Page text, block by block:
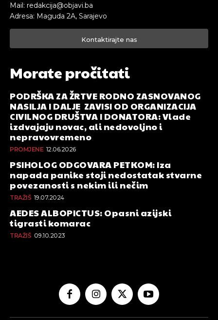
Mail: redakcija@objavi.ba
Adresa: Maguda 2A, Sarajevo
Kontaktirajte nas
Morate pročitati
PODRŠKA ZA ŽRTVE RODNO ZASNOVANOG
NASILJA I DALJE ZAVISI OD ORGANIZACIJA
CIVILNOG DRUŠTVA I DONATORA: Vlade
izdvajaju novac, ali nedovoljno i
nepravovremeno
PROMJENE 12.06.2026
PSIHOLOG ODGOVARA PETKOM: Iza
napada panike stoji nedostatak stvarne
povezanosti s nekim ili nečim
TRAŽIŠ 19.07.2024
AEDES ALBOPICTUS: Opasni azijski
tigrasti komarac
TRAŽIŠ 09.10.2023